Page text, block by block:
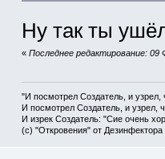
Ну так ты
« Последнее редактирование:
"И посмотрел Создатель, и
И посмотрел Создатель, и узрел,
И изрек Создатель: "Сие очень
(с) "Откровения" от Дезинфектора